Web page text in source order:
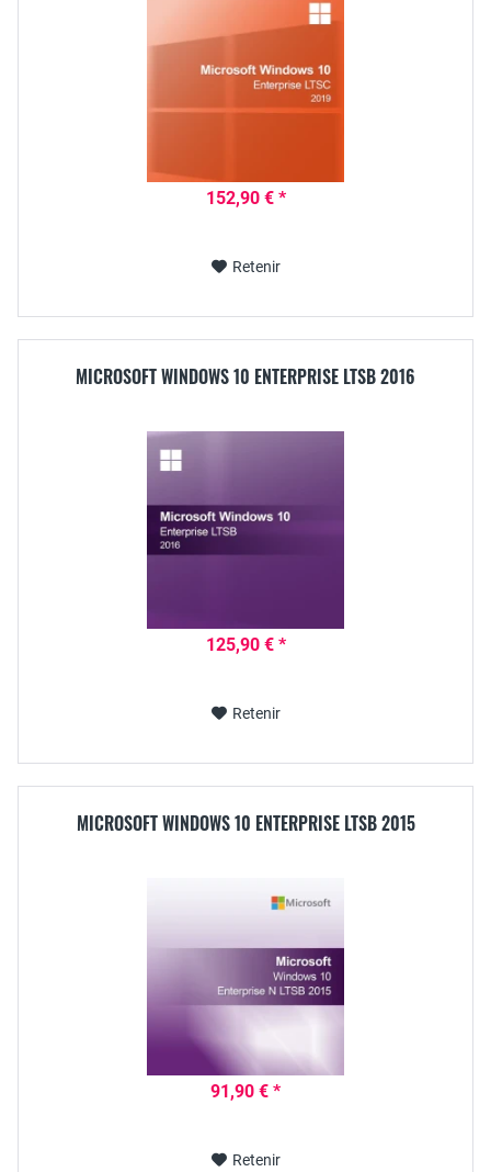
152,90 € *
Retenir
MICROSOFT WINDOWS 10 ENTERPRISE LTSB 2016
125,90 € *
Retenir
MICROSOFT WINDOWS 10 ENTERPRISE LTSB 2015
91,90 € *
Retenir